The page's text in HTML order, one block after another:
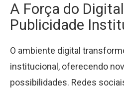
A Força do
Publicidade
O ambiente digital
institucional, oferecendo
possibilidades. Redes